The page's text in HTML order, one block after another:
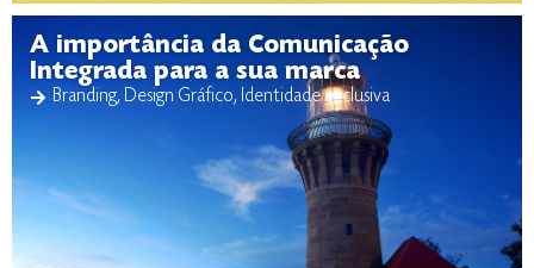
A importância da Comunicação
Integrada para a sua marca
Branding, Design Gráfico, Identidade exclusiva